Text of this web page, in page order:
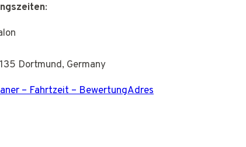
:
Dortmund, Germany
– Fahrtzeit – BewertungAdres